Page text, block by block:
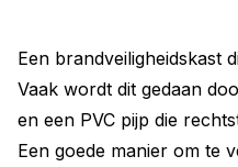
Een brandveiligheidskast
Vaak wordt dit gedaan
en een PVC pijp die
Een goede manier om te